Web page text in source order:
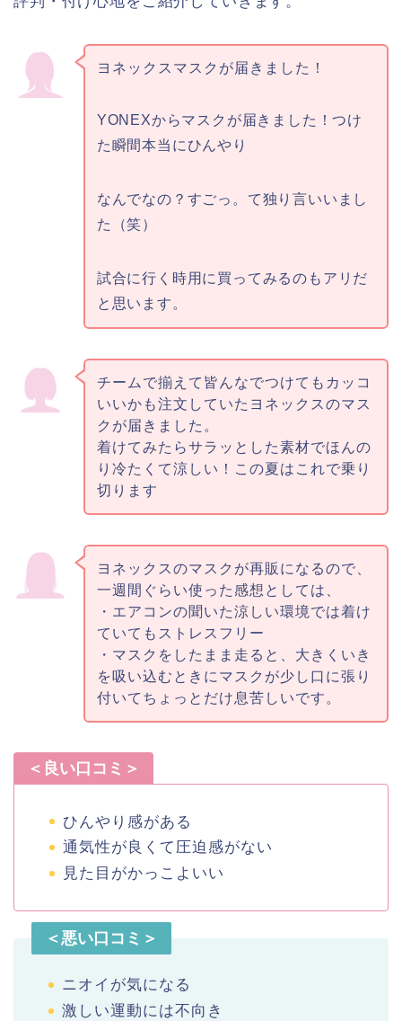
ヨネックスマスクが届きました！
YONEXからマスクが届きました！つけ
た瞬間本当にひんやり
なんでなの？すごっ。て独り言いいまし
た（笑）
試合に行く時用に買ってみるのもアリだ
と思います。
チームで揃えて皆んなでつけてもカッコ
いいかも注文していたヨネックスのマス
クが届きました。
着けてみたらサラッとした素材でほんの
り冷たくて涼しい！この夏はこれで乗り
切ります
ヨネックスのマスクが再販になるので、
一週間ぐらい使った感想としては、
・エアコンの聞いた涼しい環境では着け
ていてもストレスフリー
・マスクをしたまま走ると、大きくいき
を吸い込むときにマスクが少し口に張り
付いてちょっとだけ息苦しいです。
＜良い口コミ＞
ひんやり感がある
通気性が良くて圧迫感がない
見た目がかっこよいい
＜悪い口コミ＞
ニオイが気になる
激しい運動には不向き